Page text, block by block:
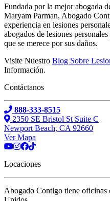
Fundada por la mejor abogada
Maryam Parman, Abogado
experiencia en lesiones
abogados de lesiones
que se merece por sus daños.
Visite Nuestro Blog Sobre
Información.
Contáctanos
888-333-8515
2350 SE Bristol St Suite C
Newport Beach, CA 92660
Ver Mapa
Locaciones
Abogado Contigo tiene oficinas